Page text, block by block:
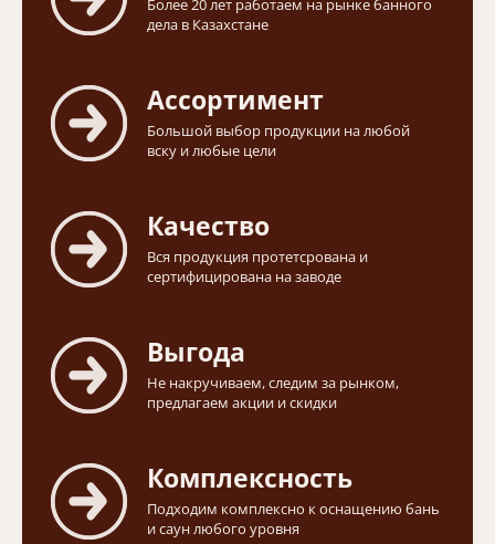
Более 20 лет работаем на рынке банного
дела в Казахстане
Ассортимент
Большой выбор продукции на любой
вску и любые цели
Качество
Вся продукция протетсрована и
сертифицирована на заводе
Выгода
Не накручиваем, следим за рынком,
предлагаем акции и скидки
Комплексность
Подходим комплексно к оснащению бань
и саун любого уровня